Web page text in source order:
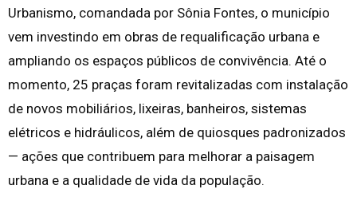
Urbanismo, comandada por Sônia Fontes, o município
vem investindo em obras de requalificação urbana e
ampliando os espaços públicos de convivência. Até o
momento, 25 praças foram revitalizadas com instalação
de novos mobiliários, lixeiras, banheiros, sistemas
elétricos e hidráulicos, além de quiosques padronizados
— ações que contribuem para melhorar a paisagem
urbana e a qualidade de vida da população.